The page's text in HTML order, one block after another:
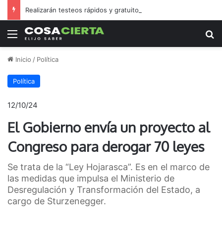
Menú
Inicio / Política
Política
12/10/24
El Gobierno envía un proyecto al
Congreso para derogar 70 leyes
Se trata de la “Ley Hojarasca”. Es en el marco de
las medidas que impulsa el Ministerio de
Desregulación y Transformación del Estado, a
cargo de Sturzenegger.